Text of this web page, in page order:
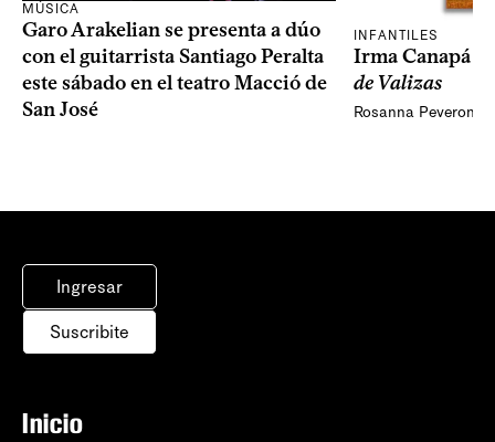
MÚSICA
Garo Arakelian se presenta a dúo
con el guitarrista Santiago Peralta
este sábado en el teatro Macció de
San José
INFANTILES
Irma Canapá
de Valizas
Rosanna Peveroni
Ingresar
Suscribite
Inicio